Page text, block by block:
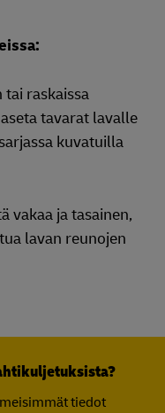
raskaissa
tavarat lavalle
kuvatuilla
vakaa ja tasainen,
lavan reunojen
tiedot